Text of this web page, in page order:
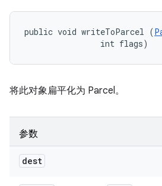
public void writeToParcel (
                int flags)
将此对象扁平化为 Parcel。
参数
dest